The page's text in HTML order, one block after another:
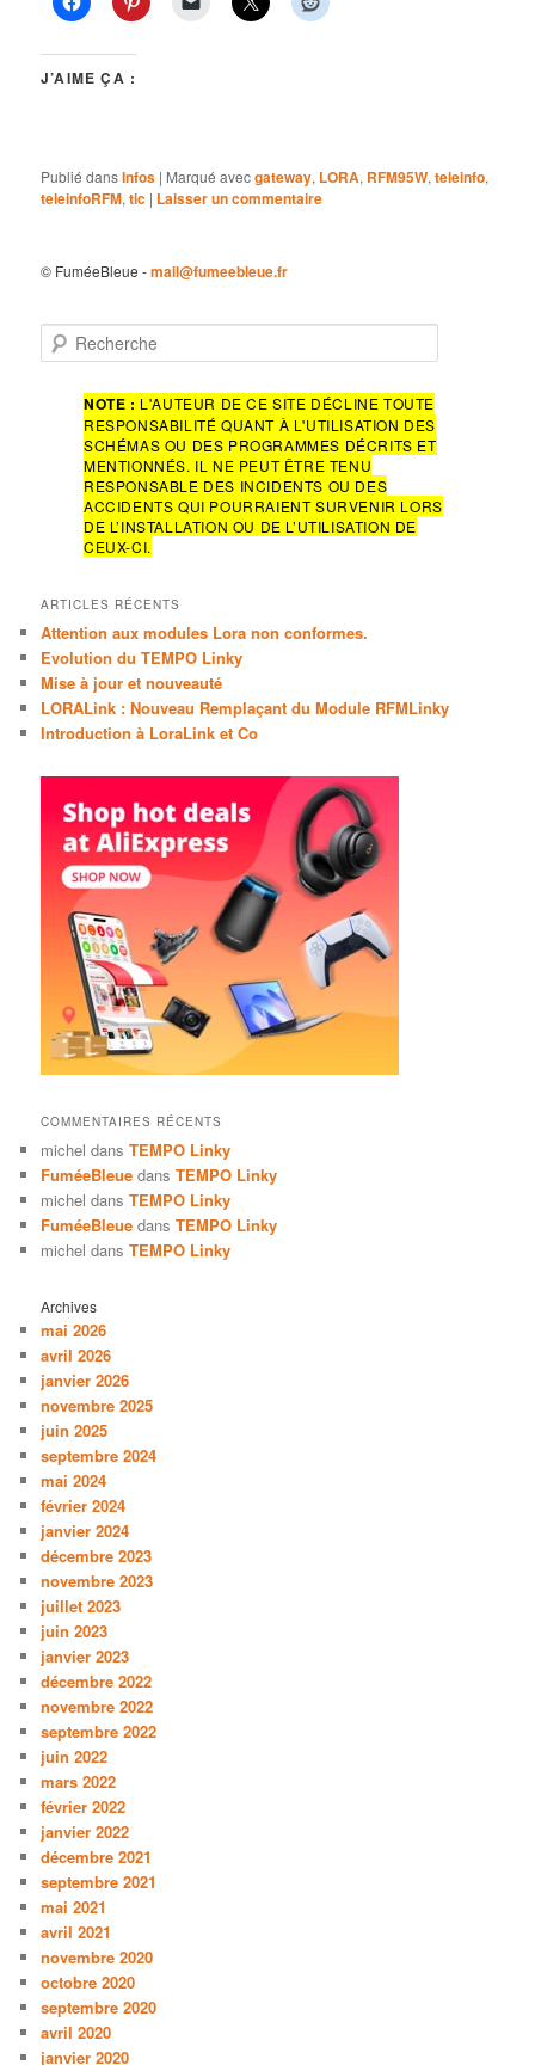
J’AIME ÇA :
Publié dansInfos | Marqué avecgateway, LORA, RFM95W,teleinfo,
teleinfoRFM,tic | Laisser un commentaire
© FuméeBleue -mail@fumeebleue.fr
e
NOTE : L'AUTEUR DE CE SITE DÉCLINE TOUTE
RESPONSABILITÉ QUANT À L'UTILISATION DES
SCHÉMAS OU DES PROGRAMMES DÉCRITS ET
MENTIONNÉS. IL NE PEUT ÊTRE TENU
RESPONSABLE DES INCIDENTS OU DES
ACCIDENTS QUI POURRAIENT SURVENIR LORS
DE L’INSTALLATION OU DE L’UTILISATION DE
CEUX-CI.
ARTICLES RÉCENTS
Attention aux modules Lora non conformes.
Evolution du TEMPO Linky
Mise à jour et nouveauté
LORALink : Nouveau Remplaçant du Module RFMLinky
Introduction à LoraLink et Co
COMMENTAIRES RÉCENTS
michel dansTEMPO Linky
FuméeBleue dansTEMPO Linky
michel dansTEMPO Linky
FuméeBleue dansTEMPO Linky
michel dansTEMPO Linky
Archives
mai 2026
avril 2026
janvier 2026
novembre 2025
juin 2025
septembre 2024
mai 2024
février 2024
janvier 2024
décembre 2023
novembre 2023
juillet 2023
juin 2023
janvier 2023
décembre 2022
novembre 2022
septembre 2022
juin 2022
mars 2022
février 2022
janvier 2022
décembre 2021
septembre 2021
mai 2021
avril 2021
novembre 2020
octobre 2020
septembre 2020
avril 2020
janvier 2020